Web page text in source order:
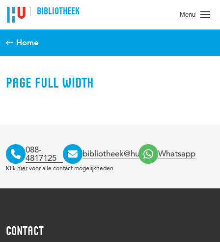
BIBLIOTHEEK Menu
Home
PAGE FULL WIDTH
088-
4817125
bibliotheek@hu.nl Whatsapp
Klik hier voor alle contact mogelijkheden
CONTACT